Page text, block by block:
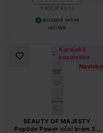
8 600,00 Kč/ lit
dostupné online
načítám
Korejská
kosmetika
Novinka
BEAUTY OF MAJESTY
Peptide Power oční krém 30